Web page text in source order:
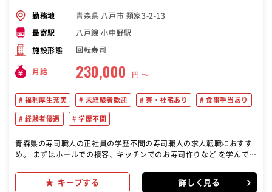
勤務地 青森県 八戸市 類家3-2-13
最寄駅 八戸線 小中野駅
施設形態 回転寿司
月給 230,000 円 〜
福利厚生充実 未経験者歓迎 寮・社宅あり 食事手当あり
経験者優遇 学歴不問
青森県の寿司職人の正社員の学歴不問の寿司職人の求人転職におすす
め。 まずはホールでの接客、キッチンでのお寿司作りなど を学んでい
ローでは「お客様の笑顔」 のためにチーム一丸となって店舗運営に取
り組んでい ます
キープする 詳しく見る